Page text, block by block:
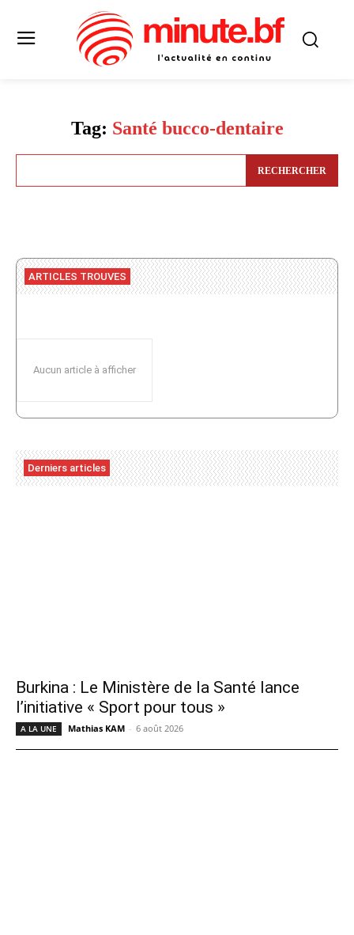
Tag: Santé bucco-dentaire
RECHERCHER
ARTICLES TROUVES
Aucun article à afficher
Derniers articles
Burkina : Le Ministère de la Santé lance
l’initiative « Sport pour tous »
A LA UNE Mathias KAM - 6 août 2026